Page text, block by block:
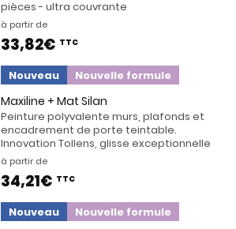
pièces - ultra couvrante
à partir de
33,82€ TTC
Nouveau Nouvelle formule
Maxiline + Mat Silan
Peinture polyvalente murs, plafonds et
encadrement de porte teintable.
Innovation Tollens, glisse exceptionnelle
à partir de
34,21€ TTC
Nouveau Nouvelle formule